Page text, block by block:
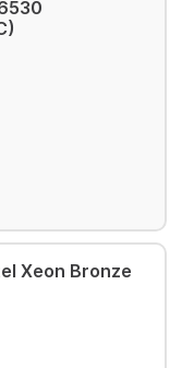
Xeon Bronze